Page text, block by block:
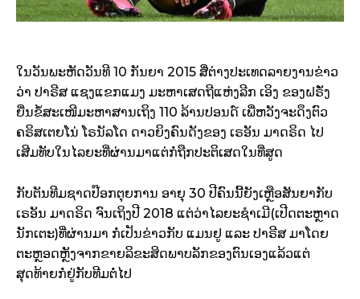
ໃນວັນພະຫັດວັນທີ 10 ກັນຍາ 2015 ສື່ຕ່າງປະເທດລາຍງານຂ່າວ
ວ່າ ປາຣີສ ແຊງແຂກແມງ ມະຫາເສດຖີແຫ່ງລີກ ເອິງ ຂອງຝຣັ່ງ
ຍື່ນຂໍ້ສະເໜີມະຫາສານເຖິງ 110 ລ້ານປອນດ໌ ເພື່ຫວັງຈະດຶງຕົວ
ຄຣິສເຕຍໂນ່ ໂຣນັລໂດ ດາວຍິງຄົນດັງຂອງ ເຣອັນ ມາດຣິດ ໄປ
ເສີມທັບໃນໄລຍະທີ່ຜ່ານມາແຕ່ກໍ່ຖືກປະຕິເສດໃນທີ່ສູດ
ກັບຕັນທີມຊາດປ໊ອກຕຸຍການ ອາຍຸ 30 ປີຄົນນີ້ຍັງເຫຼືອສັນຍາກັບ
ເຣອັນ ມາດຣິດ ຈົນເຖິງປີ 2018 ແຕ່ວ່າໄລຍະຊຳເມີ(ເປີດຕະຫຼາດ
ນັກເຕະ)ທີ່ຜ່ານມາ ກໍ່ເປັນຂ່າວກັບ ແມນຢູ ແລະ ປາຣີສ ມາໂດຍ
ຕະຫຼອດຫຼັງຈາກຂາຍລິຂະສິດພາບລັກຂອງຕົນເອງແລ້ວແຕ່
ສຸດທ້າຍກໍ່ຢູ່ກັບທີມຕໍ່ໄປ